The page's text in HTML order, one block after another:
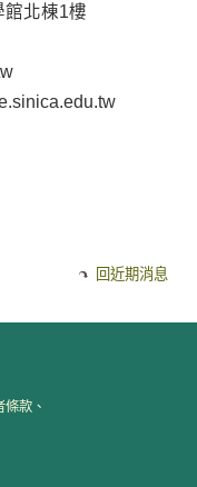
館北棟1樓
回近期消息
條款、